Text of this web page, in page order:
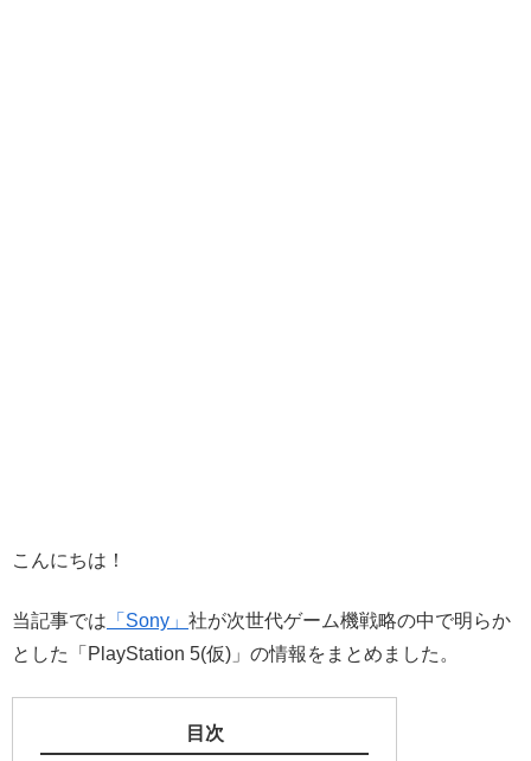
こんにちは！
当記事では 「Sony」 社が次世代ゲーム機戦略の中で明らか
とした「PlayStation 5(仮)」の情報をまとめました。
目次